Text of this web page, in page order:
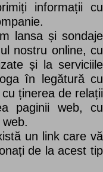
informații cu
lansa și sondaje
nostru online, cu
și la serviciile
în legătură cu
ținerea de relații
paginii web, cu
un link care vă
de la acest tip